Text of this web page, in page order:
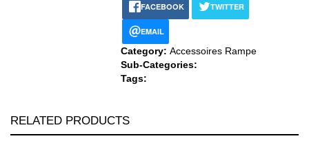
FACEBOOK TWITTER
EMAIL
Category: Accessoires Rampe
Sub-Categories:
Tags:
RELATED PRODUCTS